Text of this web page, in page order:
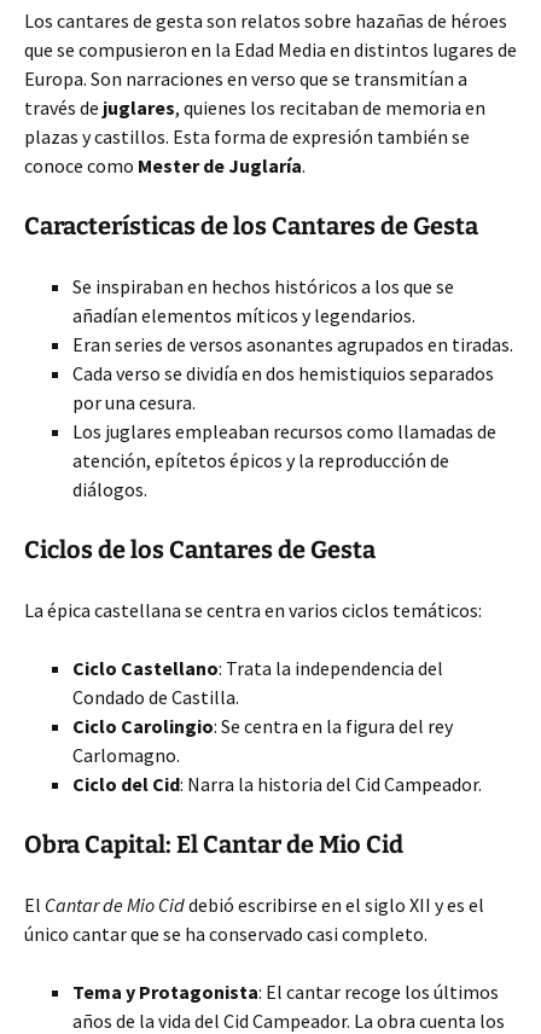
Los cantares de gesta son relatos sobre hazañas de héroes
que se compusieron en la Edad Media en distintos lugares de
Europa. Son narraciones en verso que se transmitían a
través de juglares, quienes los recitaban de memoria en
plazas y castillos. Esta forma de expresión también se
conoce como Mester de Juglaría.
Características de los Cantares de Gesta
Se inspiraban en hechos históricos a los que se
añadían elementos míticos y legendarios.
Eran series de versos asonantes agrupados en tiradas.
Cada verso se dividía en dos hemistiquios separados
por una cesura.
Los juglares empleaban recursos como llamadas de
atención, epítetos épicos y la reproducción de
diálogos.
Ciclos de los Cantares de Gesta
La épica castellana se centra en varios ciclos temáticos:
Ciclo Castellano: Trata la independencia del
Condado de Castilla.
Ciclo Carolingio: Se centra en la figura del rey
Carlomagno.
Ciclo del Cid: Narra la historia del Cid Campeador.
Obra Capital: El Cantar de Mio Cid
El Cantar de Mio Ciddebió escribirse en el siglo XII y es el
único cantar que se ha conservado casi completo.
Tema y Protagonista: El cantar recoge los últimos
años de la vida del Cid Campeador. La obra cuenta los